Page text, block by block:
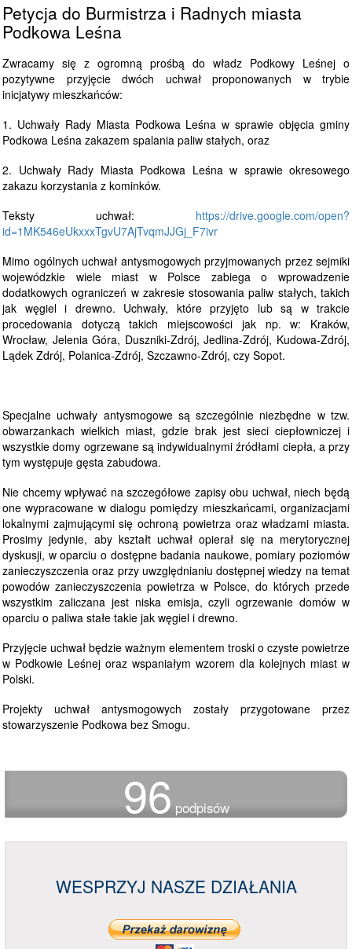
Petycja do Burmistrza i Radnych miasta
Podkowa Leśna
Zwracamy się z ogromną prośbą do władz Podkowy Leśnej o
pozytywne przyjęcie dwóch uchwał proponowanych w trybie
inicjatywy mieszkańców:
1. Uchwały Rady Miasta Podkowa Leśna w sprawie objęcia gminy
Podkowa Leśna zakazem spalania paliw stałych, oraz
2. Uchwały Rady Miasta Podkowa Leśna w sprawie okresowego
zakazu korzystania z kominków.
Teksty uchwał: https://drive.google.com/open?
id=1MK546eUkxxxTgvU7AjTvqmJJGj_F7ivr
Mimo ogólnych uchwał antysmogowych przyjmowanych przez sejmiki
wojewódzkie wiele miast w Polsce zabiega o wprowadzenie
dodatkowych ograniczeń w zakresie stosowania paliw stałych, takich
jak węgiel i drewno. Uchwały, które przyjęto lub są w trakcie
procedowania dotyczą takich miejscowości jak np. w: Kraków,
Wrocław, Jelenia Góra, Duszniki-Zdrój, Jedlina-Zdrój, Kudowa-Zdrój,
Lądek Zdrój, Polanica-Zdrój, Szczawno-Zdrój, czy Sopot.
Specjalne uchwały antysmogowe są szczególnie niezbędne w tzw.
obwarzankach wielkich miast, gdzie brak jest sieci ciepłowniczej i
wszystkie domy ogrzewane są indywidualnymi źródłami ciepła, a przy
tym występuje gęsta zabudowa.
Nie chcemy wpływać na szczegółowe zapisy obu uchwał, niech będą
one wypracowane w dialogu pomiędzy mieszkańcami, organizacjami
lokalnymi zajmującymi się ochroną powietrza oraz władzami miasta.
Prosimy jedynie, aby kształt uchwał opierał się na merytorycznej
dyskusji, w oparciu o dostępne badania naukowe, pomiary poziomów
zanieczyszczenia oraz przy uwzględnianiu dostępnej wiedzy na temat
powodów zanieczyszczenia powietrza w Polsce, do których przede
wszystkim zaliczana jest niska emisja, czyli ogrzewanie domów w
oparciu o paliwa stałe takie jak węgiel i drewno.
Przyjęcie uchwał będzie ważnym elementem troski o czyste powietrze
w Podkowie Leśnej oraz wspaniałym wzorem dla kolejnych miast w
Polski.
Projekty uchwał antysmogowych zostały przygotowane przez
stowarzyszenie Podkowa bez Smogu.
96 podpisów
WESPRZYJ NASZE DZIAŁANIA